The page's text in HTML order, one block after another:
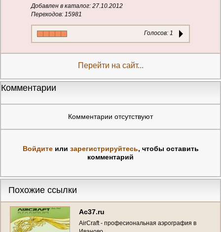
Добавлен в каталог: 27.10.2012
Переходов: 15981
Голосов: 1
Перейти на сайт...
Комментарии
Комментарии отсутствуют
Войдитеили зарегистрируйтесь, чтобы оставить
комментарий
Похожие ссылки
Ac37.ru
AirCraft - професиональная аэрография в